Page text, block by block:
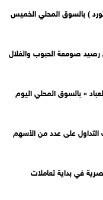
) بالسوق المحلي الخميس
صومعة الحبوب والغلال
» بالسوق المحلي اليوم
على عدد من الأسهم
في بداية تعاملات